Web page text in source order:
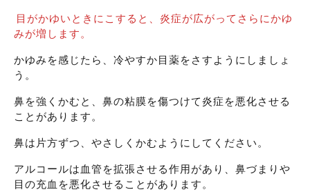
目がかゆいときにこすると、炎症が広がってさらにかゆ
みが増します。
かゆみを感じたら、冷やすか目薬をさすようにしましょ
う。
鼻を強くかむと、鼻の粘膜を傷つけて炎症を悪化させる
ことがあります。
鼻は片方ずつ、やさしくかむようにしてください。
アルコールは血管を拡張させる作用があり、鼻づまりや
目の充血を悪化させることがあります。